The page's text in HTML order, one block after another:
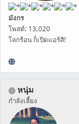
มังกร
โพสต์: 13,020
โลกร้อน ก็เปิดแอร์สิ!
หนุ่ม
กำลังเลี้ยง